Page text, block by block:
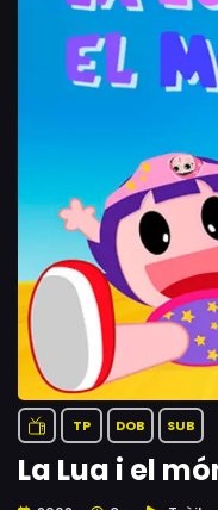
TP DOB SUB
La Lua i el